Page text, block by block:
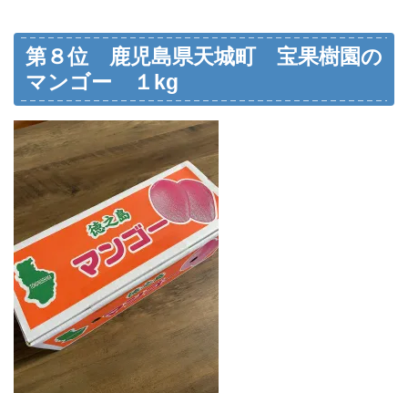
第８位 鹿児島県天城町 宝果樹園の
マンゴー １kg